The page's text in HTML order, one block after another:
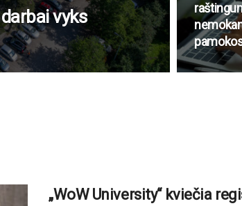
vyks
„WoW University“ kviečia